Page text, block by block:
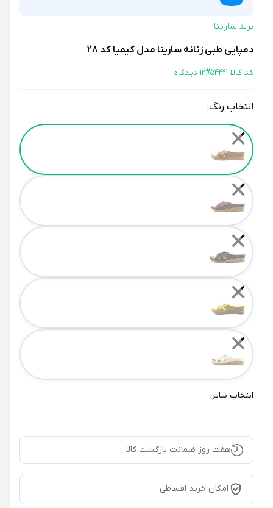
برند سارینا
دمپایی طبی زنانه سارینا مدل کیمیا کد 28
کد کالا 54491# 12 دیدگاه
انتخاب رنگ:
Color
✕
✕
✕
✕
✕
انتخاب سایز:
هفت روز ضمانت بازگشت کالا
امکان خرید اقساطی